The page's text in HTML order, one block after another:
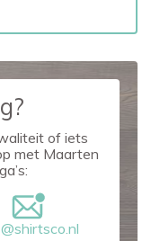
of iets
met Maarten